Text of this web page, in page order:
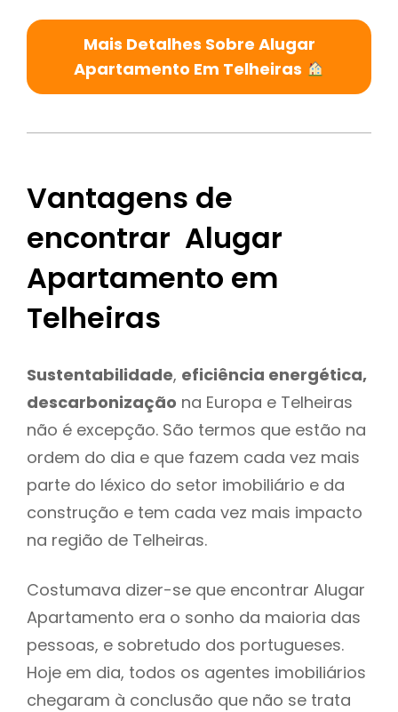
Mais Detalhes Sobre Alugar
Apartamento Em Telheiras
Vantagens de
encontrar Alugar
Apartamento em
Telheiras
Sustentabilidade, eficiência energética,
descarbonização na Europa e Telheiras
não é excepção. São termos que estão na
ordem do dia e que fazem cada vez mais
parte do léxico do setor imobiliário e da
construção e tem cada vez mais impacto
na região de Telheiras.
Costumava dizer-se que encontrar Alugar
Apartamento era o sonho da maioria das
pessoas, e sobretudo dos portugueses.
Hoje em dia, todos os agentes imobiliários
chegaram à conclusão que não se trata